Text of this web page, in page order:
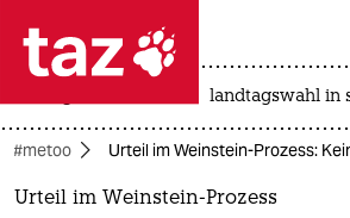
 taz zahl ich
taz zahl ich
landtagswahl in
#metoo Urteil im Weinstein-Prozess:
Urteil im Weinstein-Prozess